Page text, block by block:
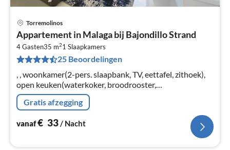
Torremolinos
Appartement in Malaga bij Bajondillo Strand
4 Gasten35 m21 Slaapkamers
25 Beoordelingen
, , woonkamer(2-pers. slaapbank, TV, eettafel, zithoek),
open keuken(waterkoker, broodrooster,
koffiezetapparaat, oven, magnetron, koelkast, vriezer, ),
slaapkamer(2-pers. bed)
Gratis afzegging
vanaf€ 33/ Nacht